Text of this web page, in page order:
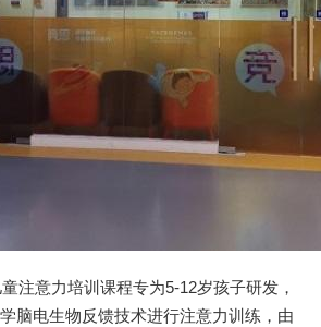
意力培训课程专为5-12岁孩子研发，
脑电生物反馈技术进行注意力训练，由